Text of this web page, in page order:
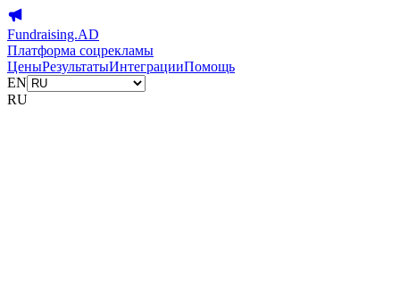
Fundraising.AD
Платформа соцрекламы
ЦеныРезультатыИнтеграцииПомощь
EN
RU